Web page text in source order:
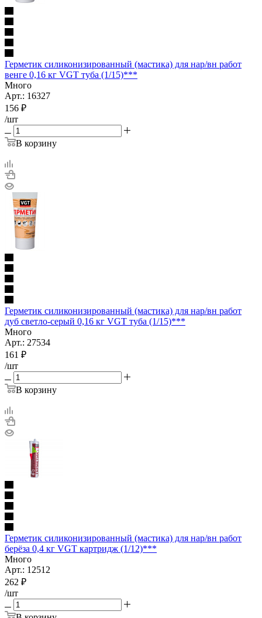
Герметик силиконизированный (мастика) для нар/вн работ
венге 0,16 кг VGT туба (1/15)***
Много
Арт.: 16327
156 ₽
/шт
В корзину
Герметик силиконизированный (мастика) для нар/вн работ
дуб светло-серый 0,16 кг VGT туба (1/15)***
Много
Арт.: 27534
161 ₽
/шт
В корзину
Герметик силиконизированный (мастика) для нар/вн работ
берёза 0,4 кг VGT картридж (1/12)***
Много
Арт.: 12512
262 ₽
/шт